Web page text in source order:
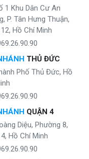
1 Khu Dân Cư An
P. Tân Hưng Thuận,
Hồ Chí Minh
THỦ ĐỨC
Phố Thủ Đức, Hồ
QUẬN 4
Diệu, Phường 8,
Hồ Chí Minh